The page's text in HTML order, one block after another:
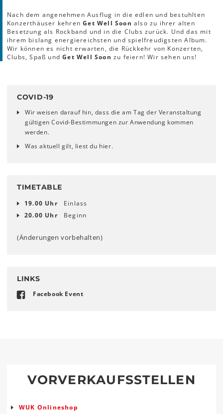
Nach dem angenehmen Ausflug in die edlen und bestuhlten
Konzerthäuser kehrenGet Well Soon also zu ihrer alten
Besetzung als Rockband und in die Clubs zurück. Und das mit
ihrem bislang energiereichsten und spielfreudigsten Album.
Wir können es nicht erwarten, die Rückkehr von Konzerten,
Clubs, Spaß undGet Well Soon zu feiern! Wir sehen uns!
COVID-19
Wir weisen darauf hin, dass die am Tag der Veranstaltung
gültigen Covid-Bestimmungen zur Anwendung kommen
werden.
Was aktuell gilt, liest du hier.
TIMETABLE
19.00 Uhr
Einlass
20.00 Uhr
Beginn
(Änderungen vorbehalten)
LINKS
Facebook Event
VORVERKAUFSSTELLEN
WUK Onlineshop